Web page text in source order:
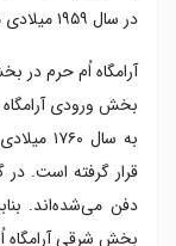
در سال ۱۹۵۹ میلادی مرمت شده است.
آرامگاه اُم حرم در
بخش ورودی
به سال
قرار گرفته است. در
دفن می‌شده‌اند.
بخش شرقی آرامگاه